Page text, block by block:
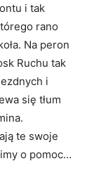
i tak
rano
Na peron
Ruchu tak
i
się tłum
te swoje
o pomoc…